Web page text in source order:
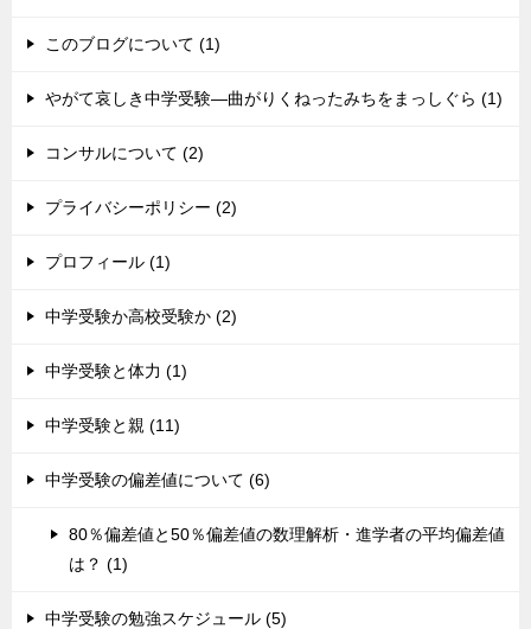
このブログについて (1)
やがて哀しき中学受験―曲がりくねったみちをまっしぐら (1)
コンサルについて (2)
プライバシーポリシー (2)
プロフィール (1)
中学受験か高校受験か (2)
中学受験と体力 (1)
中学受験と親 (11)
中学受験の偏差値について (6)
80％偏差値と50％偏差値の数理解析・進学者の平均偏差値
は？ (1)
中学受験の勉強スケジュール (5)